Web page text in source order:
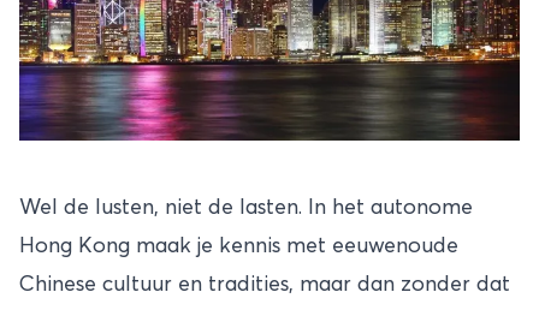
Wel de lusten, niet de lasten. In het autonome
Hong Kong maak je kennis met eeuwenoude
Chinese cultuur en tradities, maar dan zonder dat